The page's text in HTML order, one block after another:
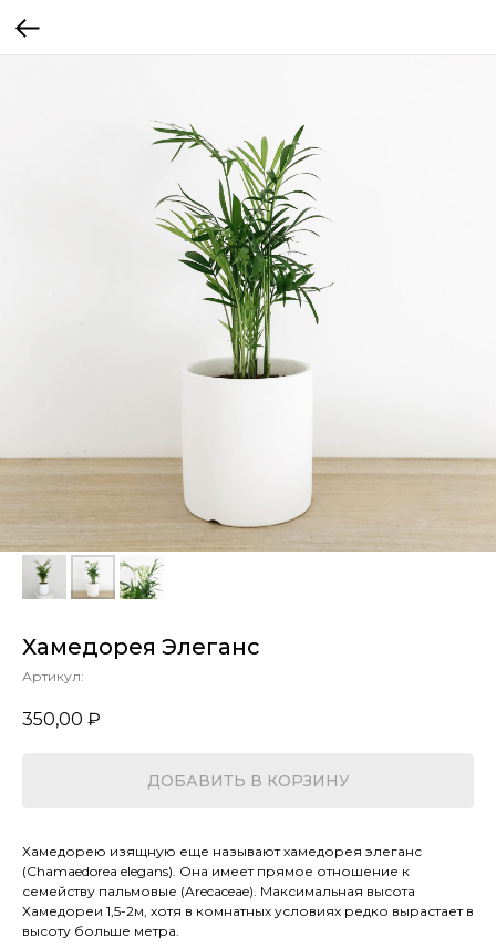
Хамедорея Элеганс
Артикул:
350,00 ₽
ДОБАВИТЬ В КОРЗИНУ
Хамедорею изящную еще называют хамедорея элеганс
(Chamaedorea elegans). Она имеет прямое отношение к
семейству пальмовые (Arecaceae). Максимальная высота
Хамедореи 1,5-2м, хотя в комнатных условиях редко вырастает в
высоту больше метра.